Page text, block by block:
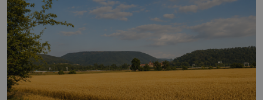
nadpřirozeného? Histori